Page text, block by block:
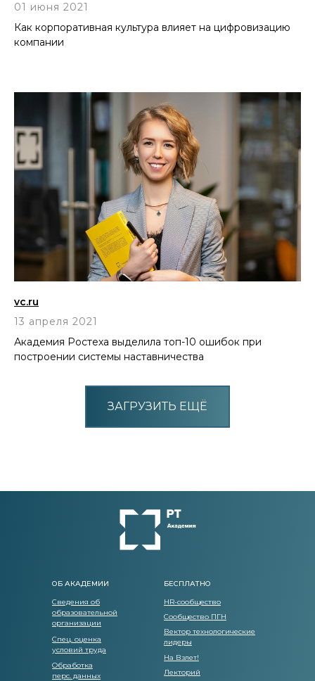
01 июня 2021
Как корпоративная культура влияет на цифровизацию
компании
vc.ru
13 апреля 2021
Академия Ростеха выделила топ-10 ошибок при
построении системы наставничества
ЗАГРУЗИТЬ ЕЩЁ
ОБ АКАДЕМИИ
Сведения об
образовательной
организации
Спец. оценка
условий труда
Обработка
перс. данных
БЕСПЛАТНО
HR-сообщество
Сообщество ПГН
Вектор технологические
лидеры
На Взлет!
Лекторий